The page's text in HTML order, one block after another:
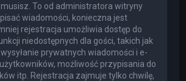
To od administratora witryny
wiadomości, konieczna jest
rejestracja umożliwia dostęp do
niedostępnych dla gości, takich jak
prywatnych wiadomości i e-
możliwość przypisania do
itp. Rejestracja zajmuje tylko chwilę,